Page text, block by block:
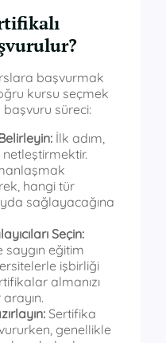
başvurmak
kursu seçmek
başvuru süreci:
İlk adım,
hangi tür
sağlayacağına
Seçin:
saygın eğitim
işbirliği
almanızı
Sertifika
genellikle